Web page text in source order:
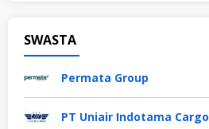
SWASTA
Permata Group
PT Uniair Indotama Cargo